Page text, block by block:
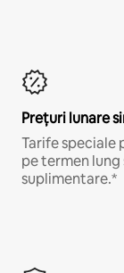
Prețuri lunare
Tarife speciale
pe termen
suplimentare.*